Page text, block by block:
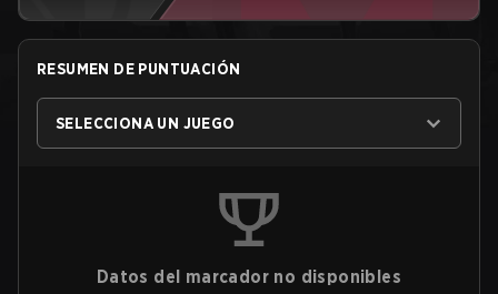
RESUMEN DE PUNTUACIÓN
SELECCIONA UN JUEGO
Datos del marcador no disponibles